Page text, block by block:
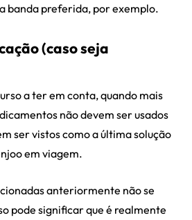
banda preferida, por exemplo.
(caso seja
a ter em conta, quando mais
não devem ser usados
ser vistos como a última solução
em viagem.
anteriormente não se
pode significar que é realmente